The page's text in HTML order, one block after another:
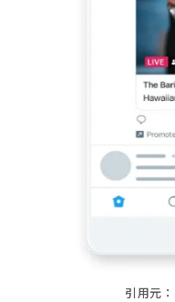
引用元：